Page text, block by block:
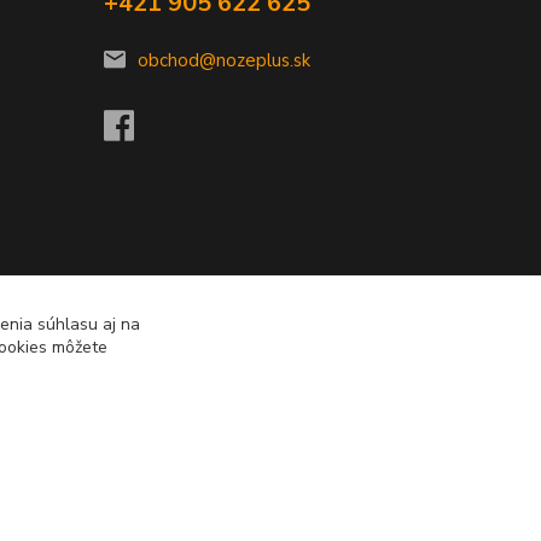
obchod@nozeplus.sk
súhlasu aj na
môžete